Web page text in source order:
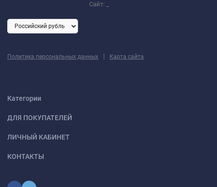
Сайт:
Политика персональных данных | Карта сайта
Категории
ДЛЯ ПОКУПАТЕЛЕЙ
ЛИЧНЫЙ КАБИНЕТ
КОНТАКТЫ